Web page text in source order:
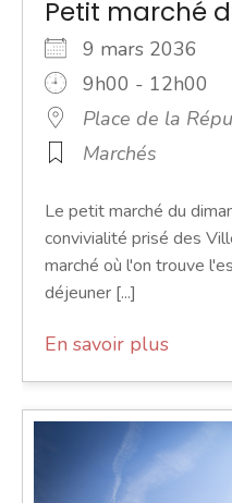
Petit marché
9 mars 2036
9h00 - 12h00
Place de la
Marchés
Le petit marché du
convivialité prisé des
marché où l'on trouve
déjeuner [...]
En savoir plus